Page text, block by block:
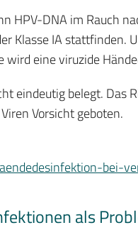
HPV-DNA im Rauch
Klasse IA stattfinden.
wird eine viruzide
eindeutig belegt.
Vorsicht geboten.
bei-
als